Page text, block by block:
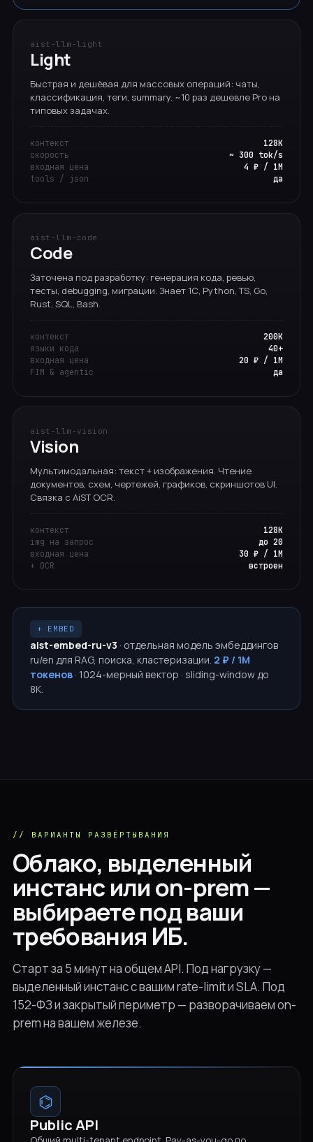
aist-llm-light
Light
Быстрая и дешёвая для массовых операций: чаты,
классификация, теги, summary. ~10 раз дешевле Pro на
типовых задачах.
контекст
128K
скорость
~ 300 tok/s
входная цена
4 ₽ / 1M
tools / json
да
aist-llm-code
Code
Заточена под разработку: генерация кода, ревью,
тесты, debugging, миграции. Знает 1С, Python, TS, Go,
Rust, SQL, Bash.
контекст
200K
языки кода
40+
входная цена
20 ₽ / 1M
FIM & agentic
да
aist-llm-vision
Vision
Мультимодальная: текст + изображения. Чтение
документов, схем, чертежей, графиков, скриншотов UI.
Связка с AiST OCR.
контекст
128K
img на запрос
до 20
входная цена
30 ₽ / 1M
+ OCR
встроен
+ EMBED
aist-embed-ru-v3 · отдельная модель эмбеддингов
ru/en для RAG, поиска, кластеризации. 2 ₽ / 1M
токенов · 1024-мерный вектор · sliding-window до
8K.
// ВАРИАНТЫ РАЗВЁРТЫВАНИЯ
Облако, выделенный
инстанс или on-prem —
выбираете под ваши
требования ИБ.
Старт за 5 минут на общем API. Под нагрузку —
выделенный инстанс с вашим rate-limit и SLA. Под
152-ФЗ и закрытый периметр — разворачиваем on-
prem на вашем железе.
⌬
Public API